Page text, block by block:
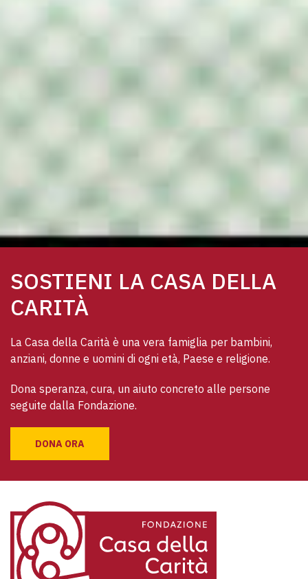
SOSTIENI LA CASA DELLA
CARITÀ
La Casa della Carità è una vera famiglia per bambini,
anziani, donne e uomini di ogni età, Paese e religione.
Dona speranza, cura, un aiuto concreto alle persone
seguite dalla Fondazione.
DONA ORA